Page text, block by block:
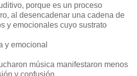
porque es un proceso
al desencadenar una cadena de
y emocionales cuyo sustrato
y emocional
música manifestaron menos
y confusión